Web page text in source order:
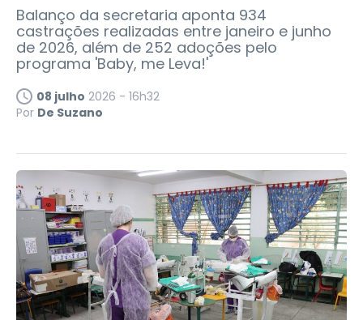
Balanço da secretaria aponta 934
castrações realizadas entre janeiro e junho
de 2026, além de 252 adoções pelo
programa 'Baby, me Leva!'
08 julho 2026 - 16h32
Por De Suzano